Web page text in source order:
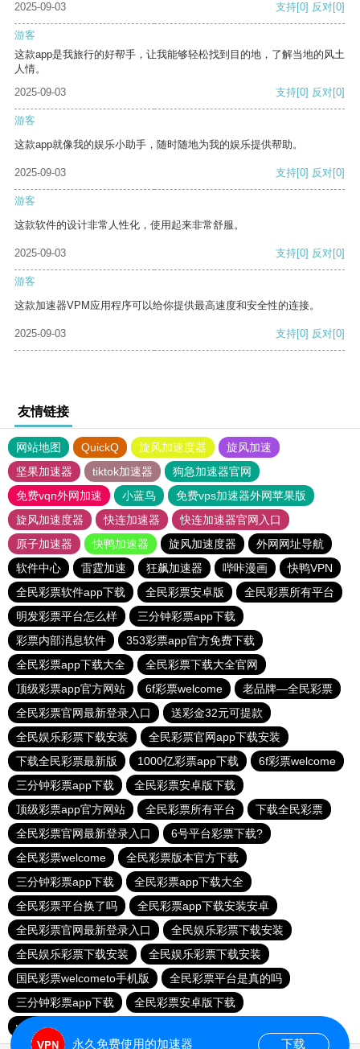
2025-09-03
支持[0] 反对[0]
游客
这款app是我旅行的好帮手，让我能够轻松找到目的地，了解当地的风土
人情。
2025-09-03
支持[0] 反对[0]
游客
这款app就像我的娱乐小助手，随时随地为我的娱乐提供帮助。
2025-09-03 支持[0] 反对[0]
游客
这款软件的设计非常人性化，使用起来非常舒服。
2025-09-03 支持[0] 反对[0]
游客
这款加速器VPM应用程序可以给你提供最高速度和安全性的连接。
2025-09-03 支持[0] 反对[0]
友情链接
网站地图 QuickQ 旋风加速度器
旋风加速
坚果加速器
tiktok加速器
狗急加速器官网
免费vqn外网加速
小蓝鸟
免费vps加速器外网苹果版
旋风加速度器
快连加速器
快连加速器官网入口
原子加速器
快鸭加速器 旋风加速度器
外网网址导航
软件中心
雷霆加速 狂飙加速器 哔咔漫画
快鸭VPN
全民彩票软件app下载
全民彩票安卓版
全民彩票所有平台
明发彩票平台怎么样
三分钟彩票app下载
彩票内部消息软件
353彩票app官方免费下载
全民彩票app下载大全
全民彩票下载大全官网
顶级彩票app官方网站
6f彩票welcome
老品牌—全民彩票
全民彩票官网最新登录入口
送彩金32元可提款
全民娱乐彩票下载安装
全民彩票官网app下载安装
下载全民彩票最新版
1000亿彩票app下载
6f彩票welcome
三分钟彩票app下载
全民彩票安卓版下载
顶级彩票app官方网站
全民彩票所有平台
下载全民彩票
全民彩票官网最新登录入口
6号平台彩票下载?
全民彩票welcome
全民彩票版本官方下载
三分钟彩票app下载
全民彩票app下载大全
全民彩票平台换了吗
全民彩票app下载安装安卓
全民彩票官网最新登录入口
全民娱乐彩票下载安装
全民娱乐彩票下载安装
全民娱乐彩票下载安装
国民彩票welcometo手机版
全民彩票平台是真的吗
三分钟彩票app下载
全民彩票安卓版下载
welcome大发购彩
永久免费使用的加速器 下载